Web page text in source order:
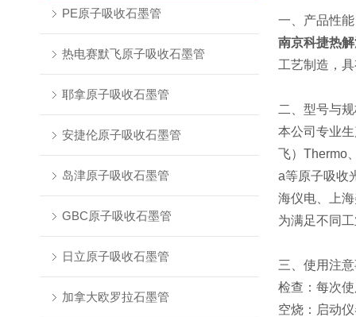
PE原子吸收石墨管
热电赛默飞原子吸收石墨管
耶拿原子吸收石墨管
安捷伦原子吸收石墨管
岛津原子吸收石墨管
GBC原子吸收石墨管
日立原子吸收石墨管
加拿大欧罗拉石墨管
一、产品性
南京科捷热
工艺制造，
二、型号与
本公司专业
飞）Thermo
a等原子吸收
海仪电、上
为满足不同
三、使用注
检查：每次
空烧：启动